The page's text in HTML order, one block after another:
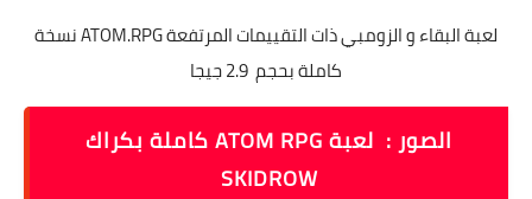
لعبة البقاء و الزومبي ذات التقييمات المرتفعة ATOM.RPG نسخة
كاملة بحجم 2.9 جيجا
الصور : لعبة ATOM RPG كاملة بكراك
SKIDROW